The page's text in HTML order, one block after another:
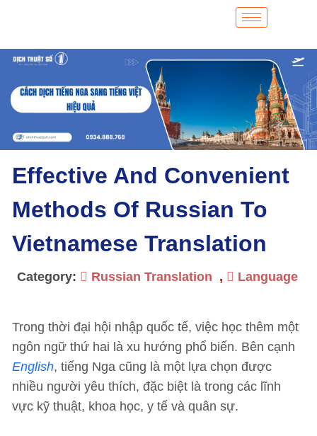
Effective And Convenient
Methods Of Russian To
Vietnamese Translation
Category: Russian Translation , Language
Trong thời đại hội nhập quốc tế, việc học thêm một
ngôn ngữ thứ hai là xu hướng phổ biến. Bên cạnh
English, tiếng Nga cũng là một lựa chọn được
nhiều người yêu thích, đặc biệt là trong các lĩnh
vực kỹ thuật, khoa học, y tế và quân sự.